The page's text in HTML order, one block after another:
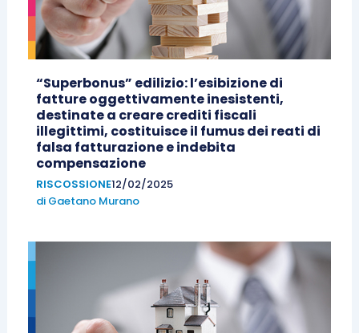
“Superbonus” edilizio: l’esibizione di
fatture oggettivamente inesistenti,
destinate a creare crediti fiscali
illegittimi, costituisce il fumus dei reati di
falsa fatturazione e indebita
compensazione
RISCOSSIONE12/02/2025
di Gaetano Murano